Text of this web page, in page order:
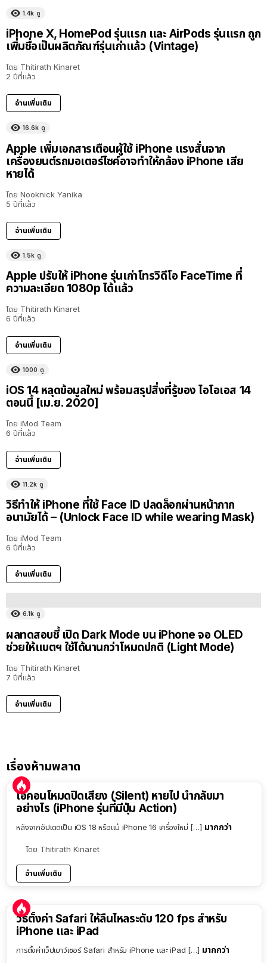
1.4k ดู
iPhone X, HomePod รุ่นแรก และ AirPods รุ่นแรก ถูก
เพิ่มชื่อเป็นผลิตภัณฑ์รุ่นเก่าแล้ว (Vintage)
โดย Thitirath Kinaret
2 ปีที่แล้ว
อ่านเพิ่มเติม
16.6k ดู
Apple เพิ่มเอกสารเตือนผู้ใช้ iPhone แรงสั่นจาก
เครื่องยนต์รถมอเตอร์ไซค์อาจทำให้กล้อง iPhone เสีย
หายได้
โดย Nooknick Yanika
5 ปีที่แล้ว
อ่านเพิ่มเติม
1.5k ดู
Apple ปรับให้ iPhone รุ่นเก่าโทรวิดีโอ FaceTime ที่
ความละเอียด 1080p ได้แล้ว
โดย Thitirath Kinaret
6 ปีที่แล้ว
อ่านเพิ่มเติม
1000 ดู
iOS 14 หลุดข้อมูลใหม่ พร้อมสรุปสิ่งที่รู้ของ ไอโอเอส 14
ตอนนี้ [เม.ย. 2020]
โดย iMod Team
6 ปีที่แล้ว
อ่านเพิ่มเติม
11.2k ดู
วิธีทำให้ iPhone ที่ใช้ Face ID ปลดล็อกผ่านหน้ากาก
อนามัยได้ – (Unlock Face ID while wearing Mask)
โดย iMod Team
6 ปีที่แล้ว
อ่านเพิ่มเติม
6.1k ดู
ผลทดสอบชี้ เปิด Dark Mode บน iPhone จอ OLED
ช่วยให้แบตฯ ใช้ได้นานกว่าโหมดปกติ (Light Mode)
โดย Thitirath Kinaret
7 ปีที่แล้ว
อ่านเพิ่มเติม
เรื่องห้ามพลาด
ไอคอนโหมดปิดเสียง (Silent) หายไป นำกลับมา
อย่างไร (iPhone รุ่นที่มีปุ่ม Action)
หลังจากอัปเดตเป็น iOS 18 หรือแม้ iPhone 16 เครื่องใหม่ […] มากกว่า
โดย Thitirath Kinaret
อ่านเพิ่มเติม
วิธีตั้งค่า Safari ให้ลื่นไหลระดับ 120 fps สำหรับ
iPhone และ iPad
การตั้งค่าเว็ปเบาว์เซอร์ Safari สำหรับ iPhone และ iPad […] มากกว่า